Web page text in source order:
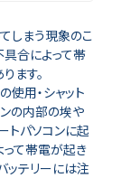
しまう現象のこ
具合によって帯
ます。
使用・シャット
の内部の埃や
トパソコンに起
って帯電が起き
ッテリーには注